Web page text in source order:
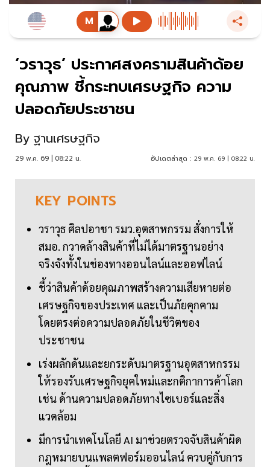
‘วราวุธ’ ประกาศสงครามสินค้าด้อย
คุณภาพ ชี้กระทบเศรษฐกิจ ความ
ปลอดภัยประชาชน
By ฐานเศรษฐกิจ
29 พ.ค. 69 | 08:22 น. อัปเดตล่าสุด : 29 พ.ค. 69 | 08:22 น.
KEY POINTS
วราวุธ ศิลปอาชา รมว.อุตสาหกรรม สั่งการให้
สมอ. กวาดล้างสินค้าที่ไม่ได้มาตรฐานอย่าง
จริงจังทั้งในช่องทางออนไลน์และออฟไลน์
ชี้ว่าสินค้าด้อยคุณภาพสร้างความเสียหายต่อ
เศรษฐกิจของประเทศ และเป็นภัยคุกคาม
โดยตรงต่อความปลอดภัยในชีวิตของ
ประชาชน
เร่งผลักดันและยกระดับมาตรฐานอุตสาหกรรม
ให้รองรับเศรษฐกิจยุคใหม่และกติกาการค้าโลก
เช่น ด้านความปลอดภัยทางไซเบอร์และสิ่ง
แวดล้อม
มีการนำเทคโนโลยี AI มาช่วยตรวจจับสินค้าผิด
กฎหมายบนแพลตฟอร์มออนไลน์ ควบคู่กับการ